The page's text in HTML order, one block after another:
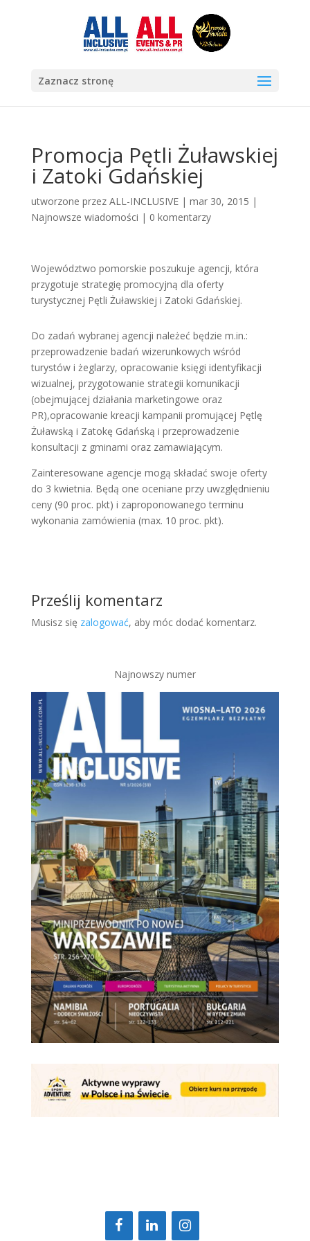
Zaznacz stronę
Promocja Pętli Żuławskiej
i Zatoki Gdańskiej
utworzone przez ALL-INCLUSIVE| mar 30, 2015 |
Najnowsze wiadomości | 0 komentarzy
Województwo pomorskie poszukuje agencji, która
przygotuje strategię promocyjną dla oferty
turystycznej Pętli Żuławskiej i Zatoki Gdańskiej.
Do zadań wybranej agencji należeć będzie m.in.:
przeprowadzenie badań wizerunkowych wśród
turystów i żeglarzy, opracowanie księgi identyfikacji
wizualnej, przygotowanie strategii komunikacji
(obejmującej działania marketingowe oraz
PR),opracowanie kreacji kampanii promującej Pętlę
Żuławską i Zatokę Gdańską i przeprowadzenie
konsultacji z gminami oraz zamawiającym.
Zainteresowane agencje mogą składać swoje oferty
do 3 kwietnia. Będą one oceniane przy uwzględnieniu
ceny (90 proc. pkt) i zaproponowanego terminu
wykonania zamówienia (max. 10 proc. pkt).
Prześlij komentarz
Musisz się zalogować, aby móc dodać komentarz.
Najnowszy numer